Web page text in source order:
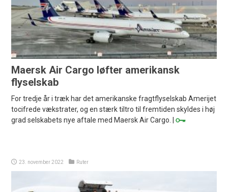
Maersk Air Cargo løfter amerikansk
flyselskab
For tredje år i træk har det amerikanske fragtflyselskab Amerijet
tocifrede vækstrater, og en stærk tiltro til fremtiden skyldes i høj
grad selskabets nye aftale med Maersk Air Cargo. |
23. november 2022 Ruter